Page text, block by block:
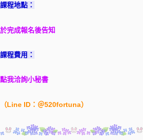
課程地點：
於完成報名後告知
課程費用：
點我洽詢小秘書
（Line ID：＠520fortuna）